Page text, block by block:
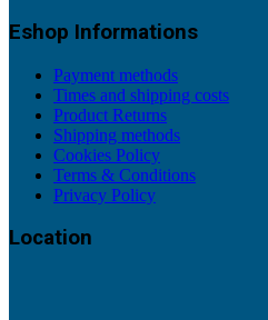
Eshop Informations
Payment methods
Times and shipping costs
Product Returns
Shipping methods
Cookies Policy
Terms & Conditions
Privacy Policy
Location